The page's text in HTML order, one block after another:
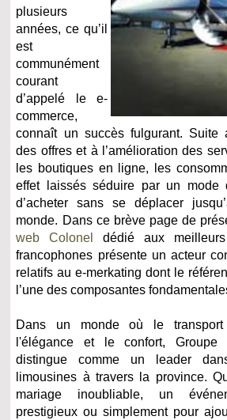
plusieurs
années, ce qu’il
est
communément
courant
d’appelé le e-
commerce,
connaît un succès fulgurant. Suite
des offres et à l’amélioration des
les boutiques en ligne, les
effet laissés séduire par un mode
d’acheter sans se déplacer
monde. Dans ce brève page de
web Colonel
dédié aux
francophones présente un acteur
relatifs au e-merkating dont le
l’une des composantes
Dans un monde où le
l'élégance et le confort, Groupe
distingue comme un leader
limousines à travers la province.
mariage inoubliable, un
prestigieux ou simplement pour